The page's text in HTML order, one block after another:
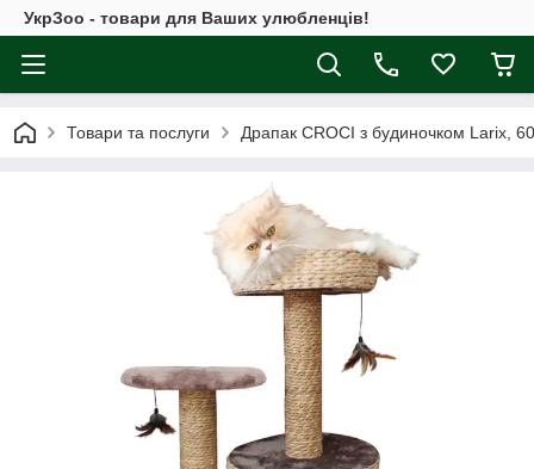
УкрЗоо - товари для Ваших улюбленців!
Товари та послуги Драпак CROCI з будиночком Larix,